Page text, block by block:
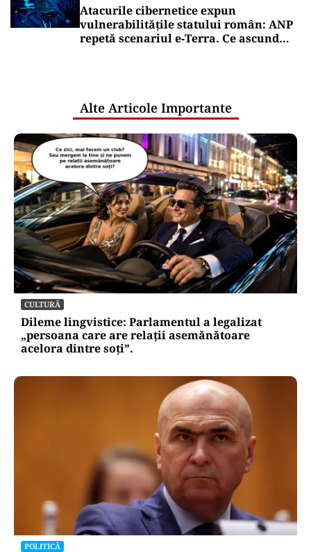
Atacurile cibernetice expun
vulnerabilitățile statului român: ANP
repetă scenariul e‑Terra. Ce ascund
Alte Articole Importante
CULTURĂ
Dileme lingvistice: Parlamentul a legalizat
„persoana care are relații asemănătoare
acelora dintre soți”.
POLITICĂ